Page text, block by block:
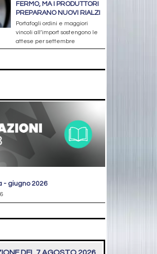
FERMO, MA I PRODUTTORI
PREPARANO NUOVI RIALZI
Portafogli ordini e maggiori
vincoli all’import sostengono le
attese per settembre
- giugno 2026